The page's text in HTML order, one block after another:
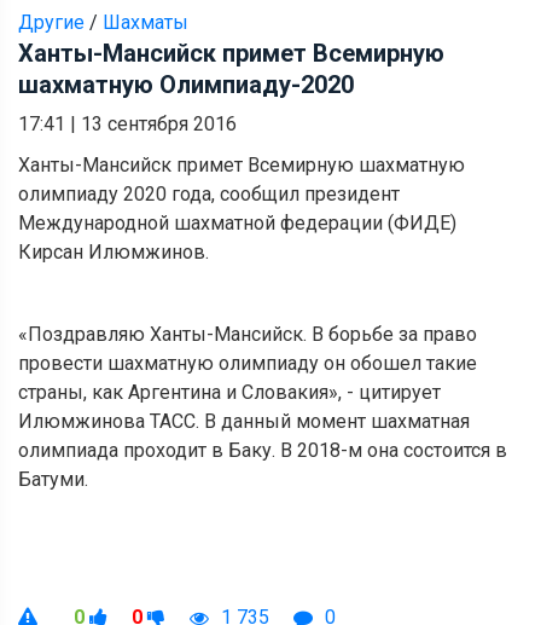
Другие / Шахматы
Ханты-Мансийск примет Всемирную
шахматную Олимпиаду-2020
17:41 | 13 сентября 2016
Ханты-Мансийск примет Всемирную шахматную
олимпиаду 2020 года, сообщил президент
Международной шахматной федерации (ФИДЕ)
Кирсан Илюмжинов.
«Поздравляю Ханты-Мансийск. В борьбе за право
провести шахматную олимпиаду он обошел такие
страны, как Аргентина и Словакия», - цитирует
Илюмжинова ТАСС. В данный момент шахматная
олимпиада проходит в Баку. В 2018-м она состоится в
Батуми.
0 0 1 735 0